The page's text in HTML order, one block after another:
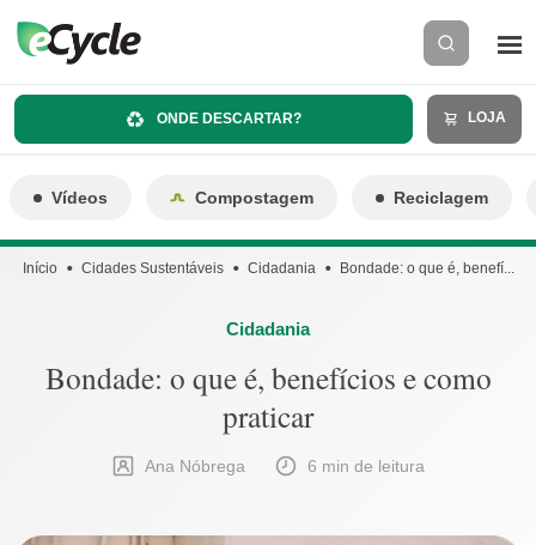
ONDE DESCARTAR? LOJA
Vídeos Compostagem Reciclagem
Início Cidades Sustentáveis Cidadania Bondade: o que é, benefí...
Cidadania
Bondade: o que é, benefícios e como
praticar
Ana Nóbrega 6 min de leitura